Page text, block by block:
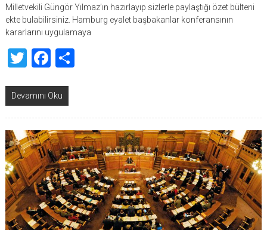
Milletvekili Güngör Yılmaz’ın hazırlayıp sizlerle paylaştığı özet bülteni
ekte bulabilirsiniz. Hamburg eyalet başbakanlar konferansının
kararlarını uygulamaya
TwitterFacebook
Share
Devamını Oku